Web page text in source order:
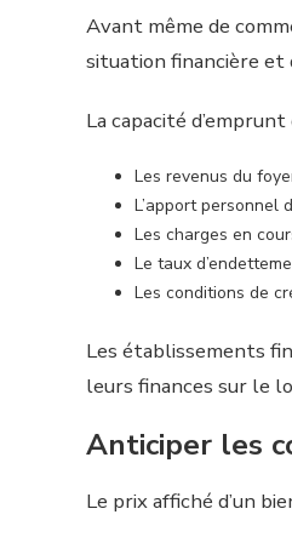
Avant même de
situation financière et
La capacité
Les revenus du
L’apport personnel
Les charges en
Le taux
Les conditions de
Les établissements
leurs finances sur le
Anticiper les
Le prix affiché d’un